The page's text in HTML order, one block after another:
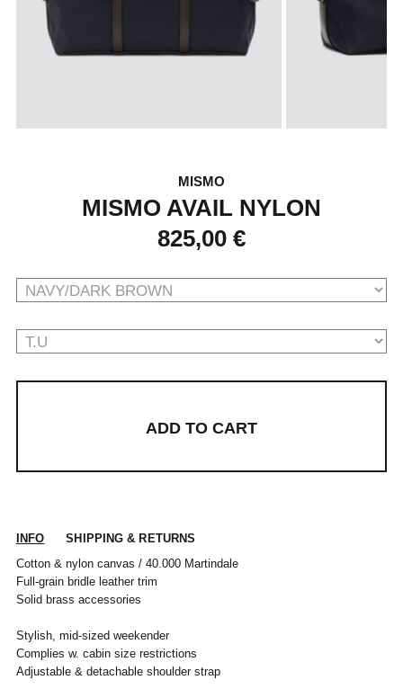
MISMO
MISMO AVAIL NYLON
825,00 €
ADD TO CART
INFO
SHIPPING & RETURNS
Cotton & nylon canvas / 40.000 Martindale
Full-grain bridle leather trim
Solid brass accessories
Stylish, mid-sized weekender
Complies w. cabin size restrictions
Adjustable & detachable shoulder strap